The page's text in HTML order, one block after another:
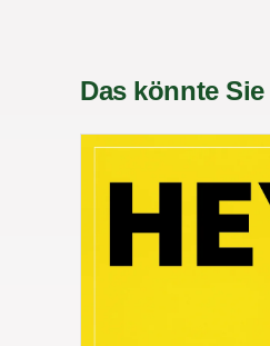
Das könnte